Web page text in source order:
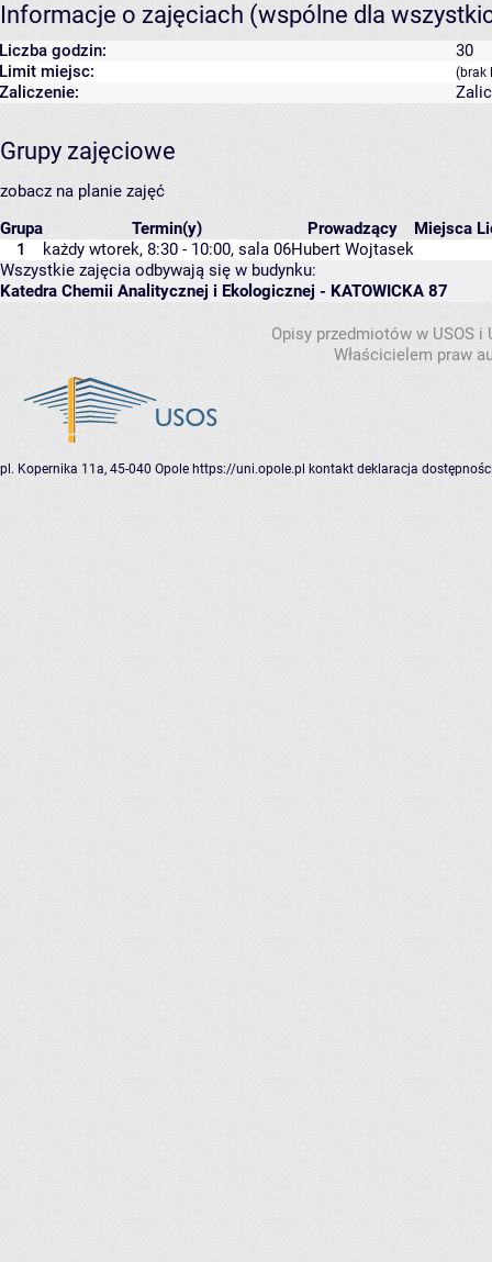
Informacje o zajęciach (wspólne dla
Liczba godzin:
30
Limit miejsc:
(brak
Zaliczenie:
Grupy zajęciowe
zobacz na planie zajęć
Grupa
Termin(y) Prowadzący Miejsca
1
każdy wtorek, 8:30 - 10:00, sala 06Hubert Wojtasek
Wszystkie zajęcia odbywają się w budynku:
Katedra Chemii Analitycznej i Ekologicznej - KATOWICKA 87
Opisy przedmiotów w USOS
Właścicielem praw
pl. Kopernika 11a, 45-040 Opole https://uni.opole.pl kontakt deklaracja